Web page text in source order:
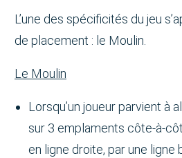
L’une des spécificités du jeu
de placement : le Moulin.
Le Moulin
Lorsqu’un joueur parvient à
sur 3 emplaments côte-à-
en ligne droite, par une ligne